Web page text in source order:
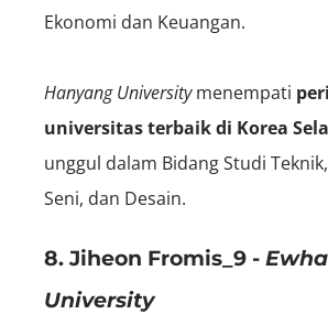
Ekonomi dan Keuangan.
Hanyang Universitymenempati
universitas terbaik di Korea
unggul dalam Bidang Studi
Seni, dan Desain.
8. Jiheon Fromis_9 -
University